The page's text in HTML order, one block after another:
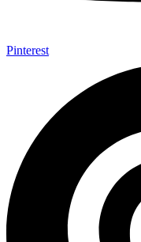
Pinterest